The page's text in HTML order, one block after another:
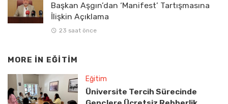
Başkan Aşgın’dan ‘Manifest’ Tartışmasına
İlişkin Açıklama
23 saat önce
MORE IN EĞITIM
Eğitim
Üniversite Tercih Sürecinde